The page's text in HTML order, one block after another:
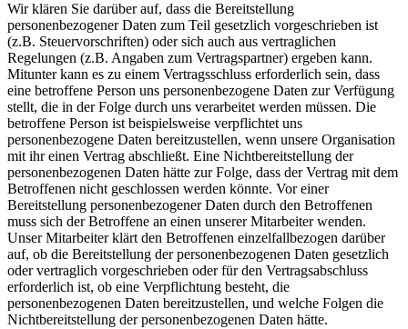
Wir klären Sie darüber auf, dass die Bereitstellung
personenbezogener Daten zum Teil gesetzlich vorgeschrieben ist
(z.B. Steuervorschriften) oder sich auch aus vertraglichen
Regelungen (z.B. Angaben zum Vertragspartner) ergeben kann.
Mitunter kann es zu einem Vertragsschluss erforderlich sein, dass
eine betroffene Person uns personenbezogene Daten zur Verfügung
stellt, die in der Folge durch uns verarbeitet werden müssen. Die
betroffene Person ist beispielsweise verpflichtet uns
personenbezogene Daten bereitzustellen, wenn unsere Organisation
mit ihr einen Vertrag abschließt. Eine Nichtbereitstellung der
personenbezogenen Daten hätte zur Folge, dass der Vertrag mit dem
Betroffenen nicht geschlossen werden könnte. Vor einer
Bereitstellung personenbezogener Daten durch den Betroffenen
muss sich der Betroffene an einen unserer Mitarbeiter wenden.
Unser Mitarbeiter klärt den Betroffenen einzelfallbezogen darüber
auf, ob die Bereitstellung der personenbezogenen Daten gesetzlich
oder vertraglich vorgeschrieben oder für den Vertragsabschluss
erforderlich ist, ob eine Verpflichtung besteht, die
personenbezogenen Daten bereitzustellen, und welche Folgen die
Nichtbereitstellung der personenbezogenen Daten hätte.